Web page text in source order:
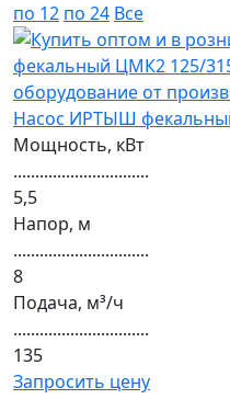
по 12 по 24 Все
Насос ИРТЫШ
Мощность, кВт
...............................
5,5
Напор, м
...............................
8
Подача, м³/ч
...............................
135
Запросить цену